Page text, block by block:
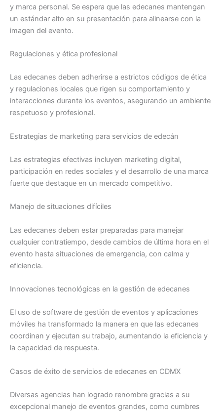
y marca personal. Se espera que las edecanes mantengan
un estándar alto en su presentación para alinearse con la
imagen del evento.
Regulaciones y ética profesional
Las edecanes deben adherirse a estrictos códigos de ética
y regulaciones locales que rigen su comportamiento y
interacciones durante los eventos, asegurando un ambiente
respetuoso y profesional.
Estrategias de marketing para servicios de edecán
Las estrategias efectivas incluyen marketing digital,
participación en redes sociales y el desarrollo de una marca
fuerte que destaque en un mercado competitivo.
Manejo de situaciones difíciles
Las edecanes deben estar preparadas para manejar
cualquier contratiempo, desde cambios de última hora en el
evento hasta situaciones de emergencia, con calma y
eficiencia.
Innovaciones tecnológicas en la gestión de edecanes
El uso de software de gestión de eventos y aplicaciones
móviles ha transformado la manera en que las edecanes
coordinan y ejecutan su trabajo, aumentando la eficiencia y
la capacidad de respuesta.
Casos de éxito de servicios de edecanes en CDMX
Diversas agencias han logrado renombre gracias a su
excepcional manejo de eventos grandes, como cumbres